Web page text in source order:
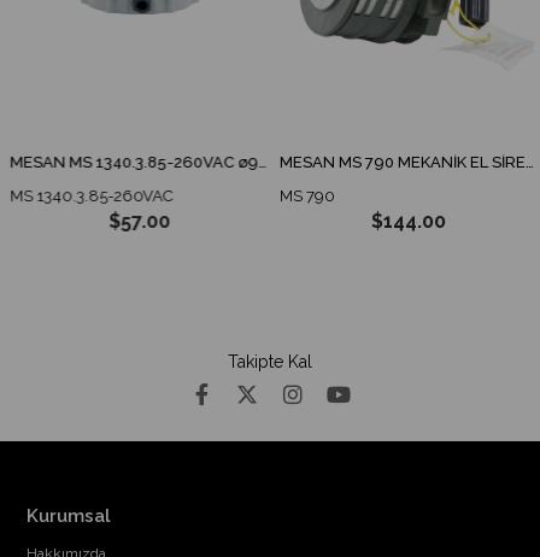
MESAN MS 1340.3.85-260VAC ø90 ENDÜSTRİYEL İKAZ LAMBA TABAN MONTAJ
MS 1340.3.85-260VAC
$57.00
MESAN MS 790 MEKANİK EL SİRENİ
MS 790
$144.00
Takipte Kal
Kurumsal
Hakkımızda